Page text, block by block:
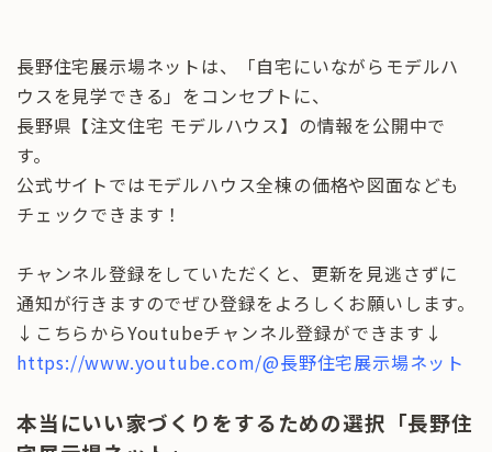
長野住宅展示場ネットは、「自宅にいながらモデルハ
ウスを見学できる」をコンセプトに、
長野県【注文住宅 モデルハウス】の情報を公開中で
す。
公式サイトではモデルハウス全棟の価格や図面なども
チェックできます！
チャンネル登録をしていただくと、更新を見逃さずに
通知が行きますのでぜひ登録をよろしくお願いします。
↓こちらからYoutubeチャンネル登録ができます↓
https://www.youtube.com/@長野住宅展示場ネット
本当にいい家づくりをするための選択「長野住